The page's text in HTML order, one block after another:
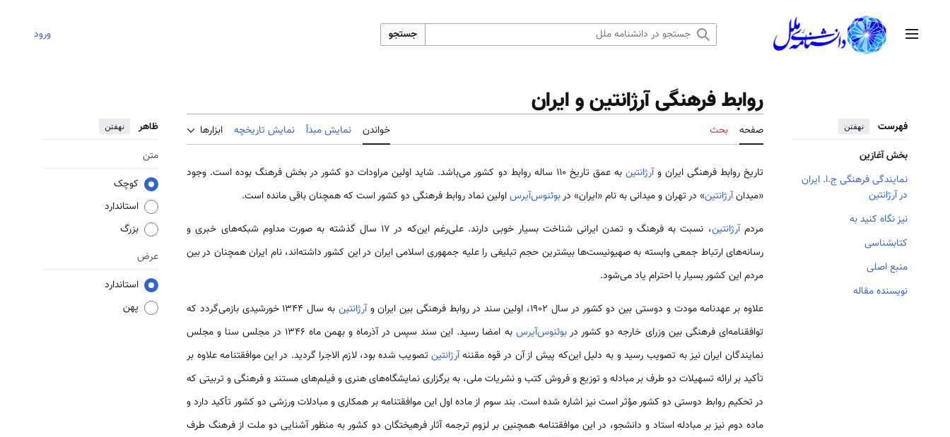
منوی اصلی جستجو ورود
فهرست نهفتن
بخش آغازین
نمایندگی فرهنگی ج.ا. ایران
در آرژانتین
نیز نگاه کنید به
کتابشناسی
منبع اصلی
نویسنده مقاله
روابط فرهنگی آرژانتین و ایران
صفحه بحث خواندن نمایش مبدأ نمایش تاریخچه ابزارها ظاهر نهفتن
متن
کوچک
استاندارد
بزرگ
عرض
استاندارد
پهن
تاریخ روابط فرهنگی ایران وآرژانتین
به عمق تاریخ ۱۱۰ ساله روابط دو کشور می‌باشد. شاید اولین مراودات دو کشور در بخش فرهنگ بوده است. وجود
«میدانآرژانتین» در تهران و میدانی به نام «ایران» دربوئنوس‌آیرساولین نماد روابط فرهنگی دو کشور است که همچنان باقی مانده است.
مردمآرژانتین
، نسبت به فرهنگ و تمدن ایرانی شناخت بسیار خوبی دارند. علی‌رغم این‌که در ۱۷ سال گذشته به صورت مداوم شبکه‌های خبری و
رسانه‌های ارتباط جمعی وابسته به صهیونیست‌ها بیشترین حجم تبلیغی را علیه جمهوری اسلامی ایران در این کشور داشته‌اند، نام ایران همچنان در بین
مردم این کشور بسیار با احترام یاد می‌شود.
علاوه بر عهدنامه مودت و دوستی بین دو کشور در سال ۱۹۰۲، اولین سند در روابط فرهنگی بین ایران و آرژانتین
به سال ۱۳۴۴ خورشیدی بازمی‌گردد که
توافقنامه‌ای فرهنگی بین وزرای خارجه دو کشور دربوئنوس‌آیرس
به امضا رسید. این سند سپس در آذرماه و بهمن ماه ۱۳۴۶ در مجلس سنا و مجلس
نمایندگان ایران نیز به تصویب رسید و به دلیل این‌که پیش از آن در قوه مقننهآرژانتین تصویب شده بود، لازم الاجرا گردید. در این موافقتنامه علاوه بر
تأکید بر ارائه تسهیلات دو طرف بر مبادله و توزیع و فروش کتب و نشریات ملی، به برگزاری نمایشگاه‌های هنری و فیلم‌های مستند و فرهنگی و تربیتی که
در تحکیم روابط دوستی دو کشور مؤثر است نیز اشاره شده است. بند سوم از ماده اول این موافقتنامه بر همکاری و مبادلات ورزشی دو کشور تأکید دارد و
ماده دوم نیز بر مبادله استاد و دانشجو، در این موافقتنامه همچنین بر لزوم ترجمه آثار فرهیختگان دو کشور به منظور آشنایی دو ملت از فرهنگ طرف